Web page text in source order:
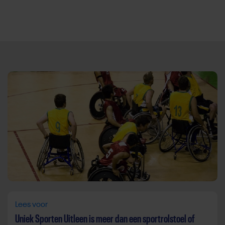
Direct door naar content
Lees voor
Uniek Sporten Uitleen is meer dan een sportrolstoel of